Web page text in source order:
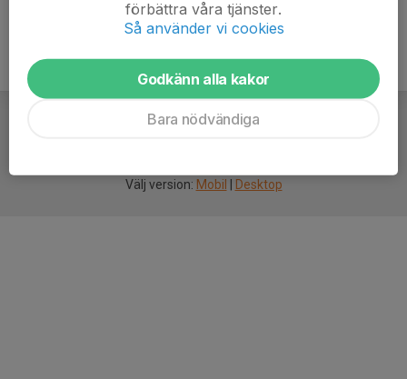
Välj version: Mobil Desktop
förbättra våra tjänster.
Så använder vi cookies
Godkänn alla kakor
Bara nödvändiga